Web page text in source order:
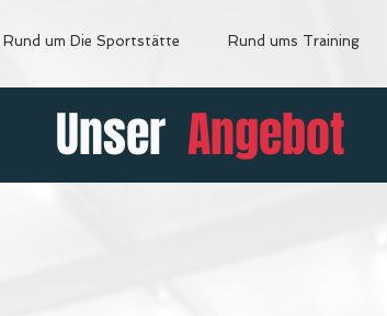
Rund um Die Sportstätte Rund ums Training
Unser Angebot